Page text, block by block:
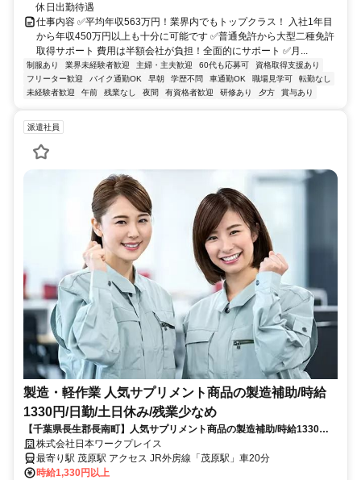
休日出勤待遇
仕事内容 ✅平均年収563万円！業界内でもトップクラス！ 入社1年目
から年収450万円以上も十分に可能です ✅普通免許から大型二種免許
取得サポート 費用は半額会社が負担！全面的にサポート ✅月...
制服あり 業界未経験者歓迎 主婦・主夫歓迎 60代も応募可
資格取得支援あり
フリーター歓迎
バイク通勤OK 早朝 学歴不問 車通勤OK 職場見学可
転勤なし
未経験者歓迎
午前 残業なし 夜間 有資格者歓迎 研修あり 夕方 賞与あり
派遣社員
製造・軽作業 人気サプリメント商品の製造補助/時給
1330円/日勤/土日休み/残業少なめ
【千葉県長生郡長南町】人気サプリメント商品の製造補助/時給1330円/
日勤/土日休み/残業少なめ_keiyo1430/917
株式会社日本ワークプレイス
最寄り駅 茂原駅 アクセス JR外房線「茂原駅」車20分
時給1,330円以上